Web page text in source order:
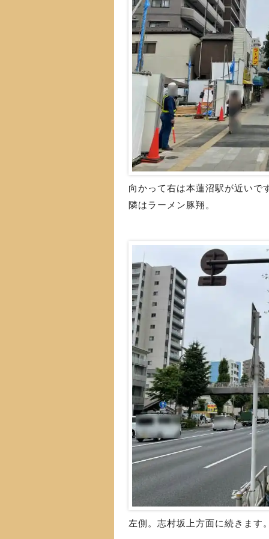
向かって右は本蓮沼駅が近いで
隣はラーメン豚翔。
左側。志村坂上方面に続きます